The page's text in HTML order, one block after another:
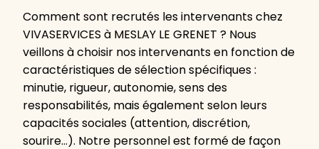
Comment sont recrutés les intervenants chez
VIVASERVICES à MESLAY LE GRENET ? Nous
veillons à choisir nos intervenants en fonction de
caractéristiques de sélection spécifiques :
minutie, rigueur, autonomie, sens des
responsabilités, mais également selon leurs
capacités sociales (attention, discrétion,
sourire…). Notre personnel est formé de façon